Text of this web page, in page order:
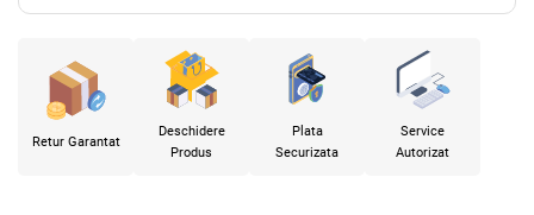
Retur Garantat
Deschidere
Produs
Plata
Securizata
Service
Autorizat